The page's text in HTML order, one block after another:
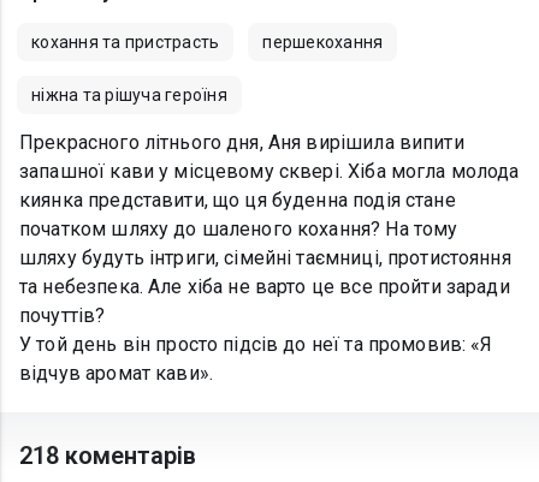
кохання та пристрасть першекохання
ніжна та рішуча героїня
Прекрасного літнього дня, Аня вирішила випити
запашної кави у місцевому сквері. Хіба могла молода
киянка представити, що ця буденна подія стане
початком шляху до шаленого кохання? На тому
шляху будуть інтриги, сімейні таємниці, протистояння
та небезпека. Але хіба не варто це все пройти заради
почуттів?
У той день він просто підсів до неї та промовив: «Я
відчув аромат кави».
218 коментарів